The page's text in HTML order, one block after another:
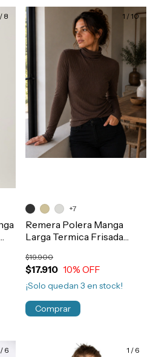
/ 8 1 / 10
Remera Polera Manga
Larga Termica Frisada
Art.1751
$17.910
$19.900
10% OFF
¡Solo quedan 3 en stock!
+7
Comprar
/ 6 1 / 6